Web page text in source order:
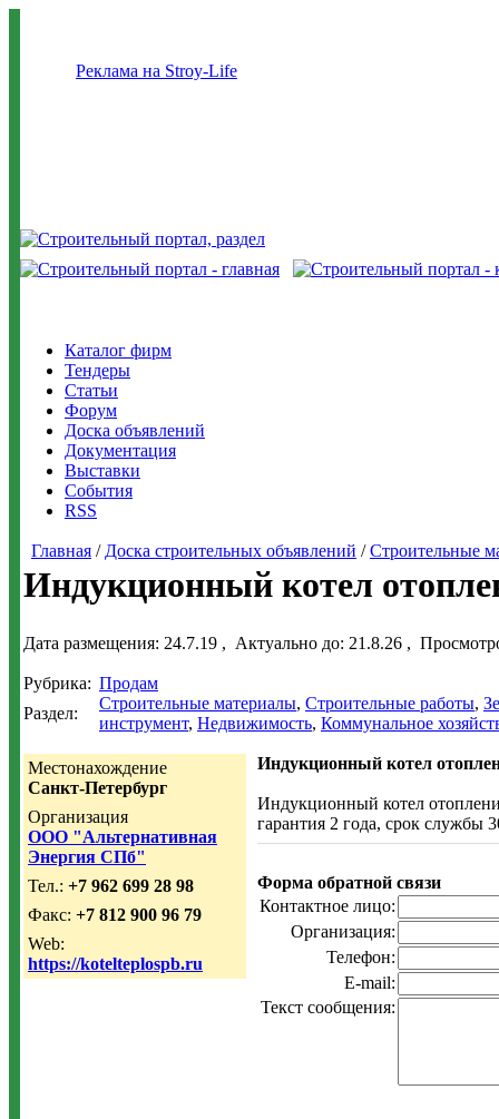
Реклама на Stroy-Life
Каталог фирм
Тендеры
Статьи
Форум
Доска объявлений
Документация
Выставки
События
RSS
Главная / Доска строительных объявлений /Строительные
Индукционный котел
Дата размещения: 24.7.19 , Актуально до: 21.8.26 ,
Рубрика: Продам
Раздел:
Строительные материалы, Строительные работы,
инструмент, Недвижимость, Коммунальное
Местонахождение
Санкт-Петербург
Организация
ООО "Альтернативная
Энергия СПб"
Тел.: +7 962 699 28 98
Факс: +7 812 900 96 79
Web:
https://kotelteplospb.ru
Индукционный котел
Индукционный котел
гарантия 2 года, срок службы
Форма обратной связи
Контактное лицо:
Организация:
Телефон:
E-mail:
Текст сообщения: